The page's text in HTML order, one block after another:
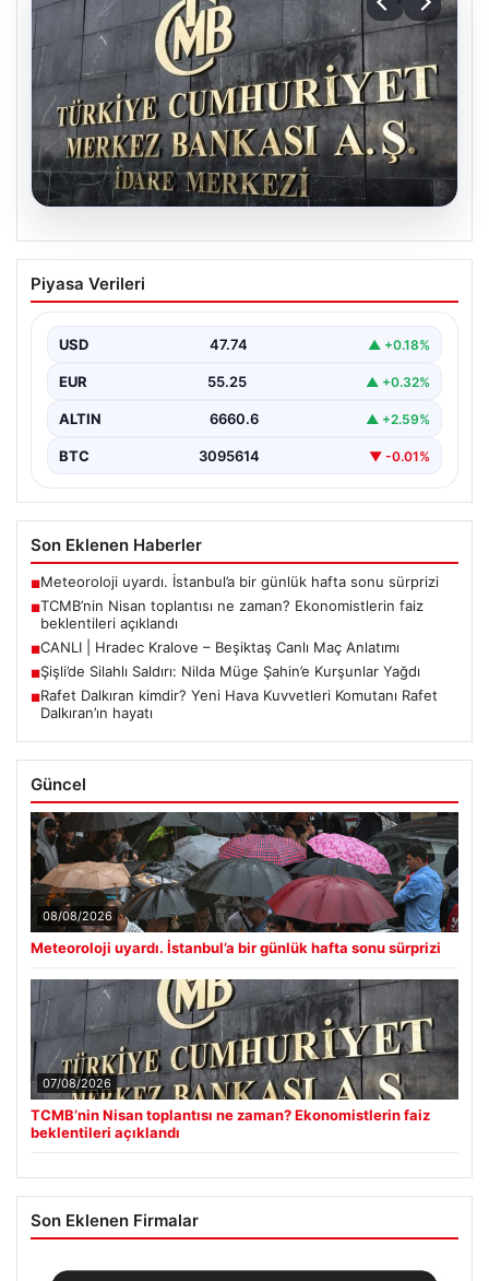
07.08.2026
TCMB’nin Nisan toplantısı ne zaman?
Ekonomistlerin faiz beklentileri
Türkiye Cumhuriyet Merkez Bankası Para Politikası
Piyasa Verileri
USD 47.74 ▲ +0.18%
EUR 55.25 ▲ +0.32%
ALTIN 6660.6 ▲ +2.59%
BTC 3095614 ▼ -0.01%
Son Eklenen Haberler
■Meteoroloji uyardı. İstanbul’a bir günlük hafta sonu sürprizi
■TCMB’nin Nisan toplantısı ne zaman? Ekonomistlerin faiz
beklentileri açıklandı
■CANLI | Hradec Kralove – Beşiktaş Canlı Maç Anlatımı
■Şişli’de Silahlı Saldırı: Nilda Müge Şahin’e Kurşunlar Yağdı
■Rafet Dalkıran kimdir? Yeni Hava Kuvvetleri Komutanı Rafet
Dalkıran’ın hayatı
Güncel
08/08/2026
Meteoroloji uyardı. İstanbul’a bir günlük hafta sonu sürprizi
07/08/2026
TCMB’nin Nisan toplantısı ne zaman? Ekonomistlerin faiz
beklentileri açıklandı
Son Eklenen Firmalar